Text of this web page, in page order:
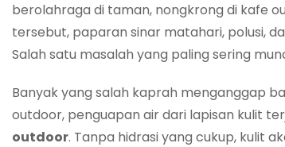
berolahraga di taman, nongkrong di kafe
tersebut, paparan sinar matahari, polusi,
Salah satu masalah yang paling sering
Banyak yang salah kaprah menganggap
outdoor, penguapan air dari lapisan kulit
outdoor. Tanpa hidrasi yang cukup, kulit